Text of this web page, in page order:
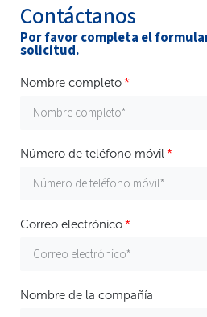
Contáctanos
Por favor completa el
solicitud.
Nombre completo
Número de teléfono móvil
Correo electrónico
Nombre de la compañía